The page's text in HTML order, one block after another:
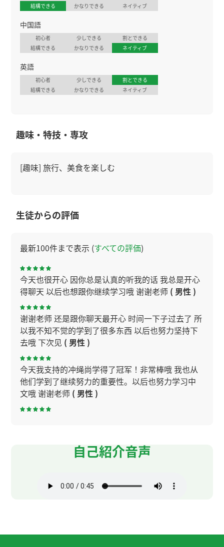
結構できる
かなりできる ネイティブ
中国語
初心者 少しできる
割とできる
結構できる
かなりできる ネイティブ
英語
初心者 少しできる
割とできる
結構できる
かなりできる ネイティブ
趣味・特技・専攻
[趣味] 旅行、美食を楽しむ
生徒からの評価
最新100件まで表示 (すべての評価)
今天也很开心 因你总是认真的听我的话 我总是开心
得聊天 以后也想跟你继续学习哦 谢谢老师 ( 男性 )
谢谢老师 还是跟你聊天最开心 时间一下子过去了 所
以我不知不觉的学到了很多东西 以后也努力坚持下
去哦 下次见 ( 男性 )
今天我支持的冲绳尚学得了冠军！非常棒哦 我也从
他们学到了继续努力的重要性。以后也努力学习中
文哦 谢谢老师 ( 男性 )
次见吧！
( 男性 )
自己紹介音声